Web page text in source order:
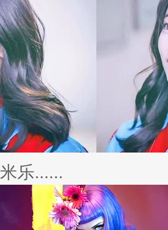
冬季绚烂，少不了
若......